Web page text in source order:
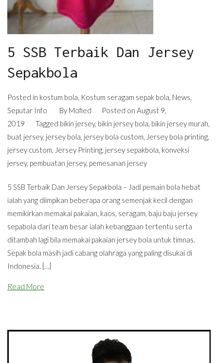
5 SSB Terbaik Dan Jersey
Sepakbola
Posted in kostum bola, Kostum seragam sepak bola, News,
Seputar Info
By Mofied Posted onAugust 9,
2019
Tagged bikin jersey, bikin jersey bola, bikin jersey murah,
buat jersey, jersey bola, jersey bola custom, Jersey bola printing,
jersey custom, Jersey Printing, jersey sepakbola, konveksi
jersey, pembuatan jersey, pemesanan jersey
5 SSB Terbaik Dan Jersey Sepakbola – Jadi pemain bola hebat
ialah yang diimpikan beberapa orang semenjak kecil dengan
memikirkan memakai pakaian, kaos, seragam, baju baju jersey
sepabola dari team besar ialah kebanggaan tertentu serta
ditambah lagi bila memakai pakaian jersey bola untuk timnas.
Sepak bola masih jadi cabang olahraga yang paling disukai di
Indonesia. […]
Read More